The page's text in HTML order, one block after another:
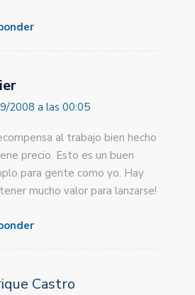
2008 a las 00:05
al trabajo bien hecho
precio. Esto es un buen
para gente como yo. Hay
mucho valor para lanzarse!
Castro